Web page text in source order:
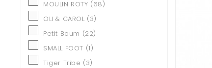
MOULIN ROTY (68)
OLI & CAROL (3)
Petit Boum (22)
SMALL FOOT (1)
Tiger Tribe (3)